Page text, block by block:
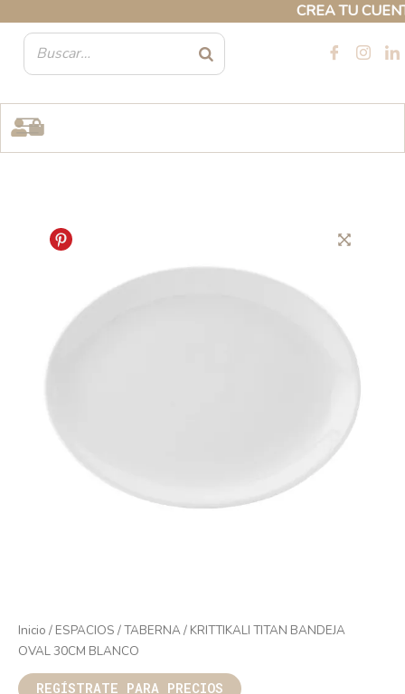
CREA TU
contenido
Inicio / ESPACIOS /TABERNA/ KRITTIKALI TITAN BANDEJA
OVAL 30CM BLANCO
REGÍSTRATE PARA PRECIOS